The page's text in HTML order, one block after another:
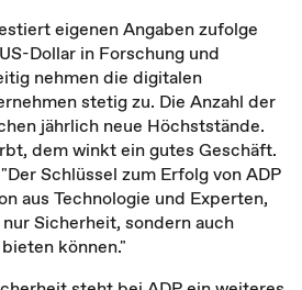
eigenen Angaben zufolge
Dollar in Forschung und
nehmen die digitalen
stetig zu. Die Anzahl der
jährlich neue Höchststände.
dem winkt ein gutes Geschäft.
Schlüssel zum Erfolg von ADP
aus Technologie und Experten,
Sicherheit, sondern auch
können."